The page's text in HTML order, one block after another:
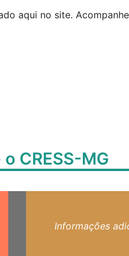
aqui no site.
CRESS-MG
Informações